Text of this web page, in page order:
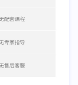
2018
理规定实施细则